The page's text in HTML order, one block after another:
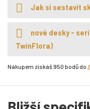
Jak si sestavit
nové desky -
TwinFlora)
Nákupem získáš 950 bodů do